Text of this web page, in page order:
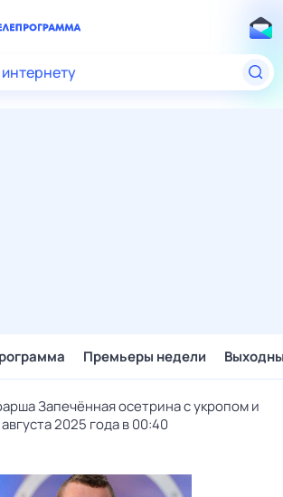
Премьеры недели
Запечённая осетрина с укропом и
2025 года в 00:40